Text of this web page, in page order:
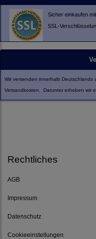
Sicher einkaufen mit
SSL-
Wir versenden innerhalb Deutschlands
Versandkosten. Darunter erheben wir
Rechtliches
AGB
Impressum
Datenschutz
Cookieeinstellungen